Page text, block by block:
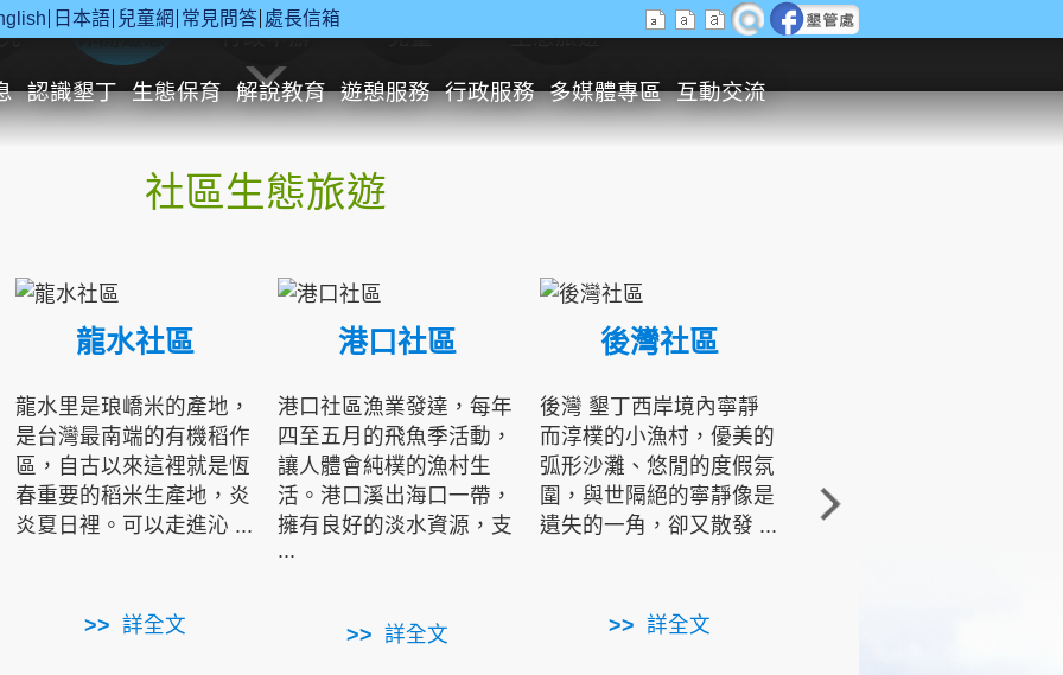
日本語 兒童網 常見問答 處長信箱
認識墾丁 生態保育 解說教育 遊憩服務 行政服務 多媒體專區 互動交流
休閒遊憩 行政申辦 兒童 生態旅遊
社區生態旅遊
龍水社區
龍水里是琅嶠米的產地，
是台灣最南端的有機稻作
區，自古以來這裡就是恆
春重要的稻米生產地，炎
炎夏日裡。可以走進沁 ...
詳全文
港口社區
港口社區漁業發達，每年
四至五月的飛魚季活動，
讓人體會純樸的漁村生
活。港口溪出海口一帶，
擁有良好的淡水資源，支
...
詳全文
後灣社區
後灣 墾丁西岸境內寧靜
而淳樸的小漁村，優美的
弧形沙灘、悠閒的度假氛
圍，與世隔絕的寧靜像是
遺失的一角，卻又散發 ...
詳全文
角的端點，冬季海浪拍打
著礁岸，旺盛的侵蝕作